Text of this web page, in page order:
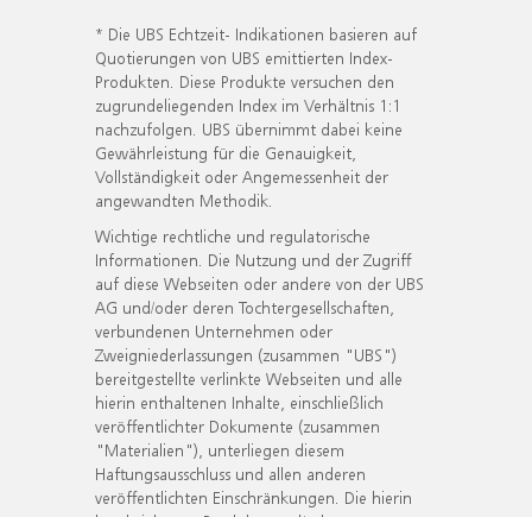
* Die UBS Echtzeit- Indikationen basieren auf
Quotierungen von UBS emittierten Index-
Produkten. Diese Produkte versuchen den
zugrundeliegenden Index im Verhältnis 1:1
nachzufolgen. UBS übernimmt dabei keine
Gewährleistung für die Genauigkeit,
Vollständigkeit oder Angemessenheit der
angewandten Methodik.
Wichtige rechtliche und regulatorische
Informationen. Die Nutzung und der Zugriff
auf diese Webseiten oder andere von der UBS
AG und/oder deren Tochtergesellschaften,
verbundenen Unternehmen oder
Zweigniederlassungen (zusammen "UBS")
bereitgestellte verlinkte Webseiten und alle
hierin enthaltenen Inhalte, einschließlich
veröffentlichter Dokumente (zusammen
"Materialien"), unterliegen diesem
Haftungsausschluss und allen anderen
veröffentlichten Einschränkungen. Die hierin